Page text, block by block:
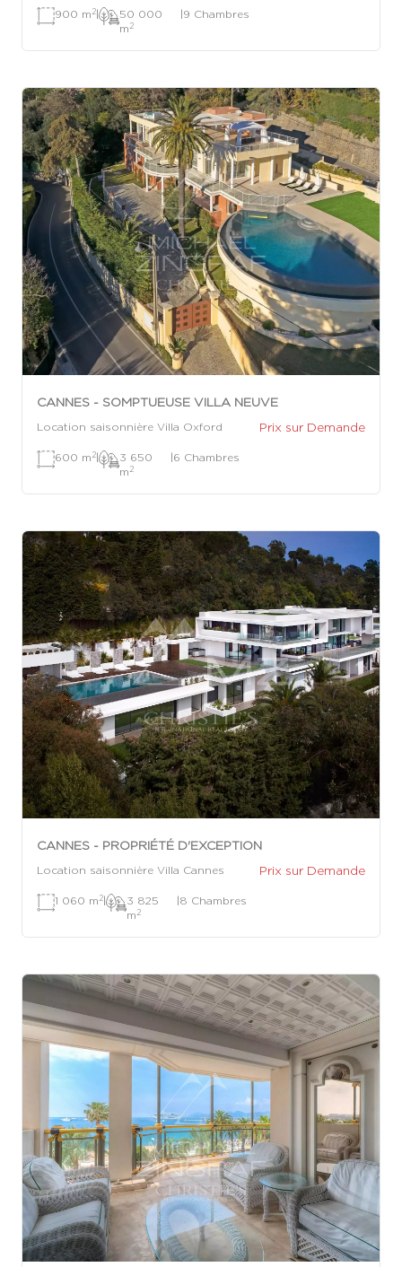
900 m 2|
50 000
m 2
|9 Chambres
CANNES - SOMPTUEUSE VILLA NEUVE
Location saisonnière Villa Oxford Prix sur Demande
600 m 2|
3 650
m 2
|6 Chambres
CANNES - PROPRIÉTÉ D'EXCEPTION
Location saisonnière Villa Cannes Prix sur Demande
1 060 m 2|
3 825
m 2
|8 Chambres